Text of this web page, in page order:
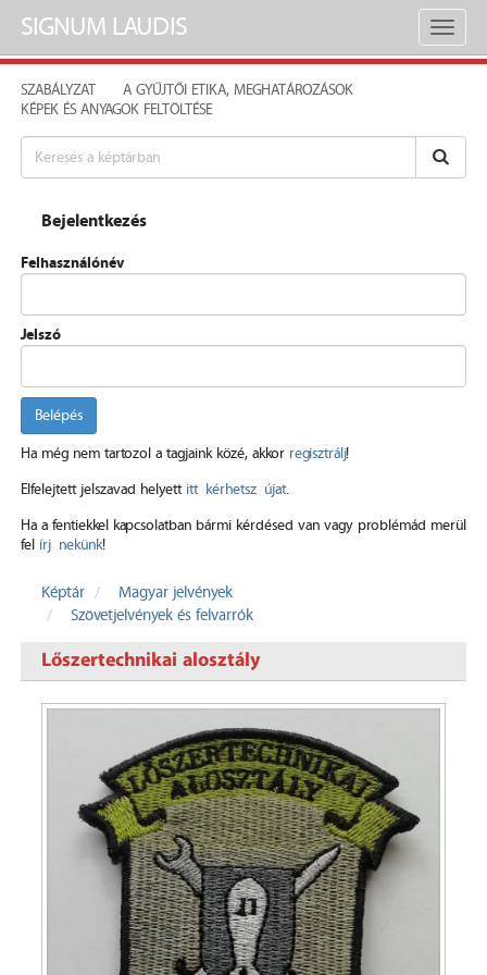
Toggle
SIGNUM LAUDIS
SZABÁLYZAT
A GYŰJTŐI ETIKA, MEGHATÁROZÁSOK
KÉPEK ÉS ANYAGOK FELTÖLTÉSE
Bejelentkezés
Felhasználónév
Jelszó
Belépés
Ha még nem tartozol a tagjaink közé, akkor regisztrálj!
Elfelejtett jelszavad helyett itt kérhetsz újat.
Ha a fentiekkel kapcsolatban bármi kérdésed van vagy problémád merül
fel írj nekünk!
Képtár
Magyar jelvények
Szövetjelvények és felvarrók
Lőszertechnikai alosztály